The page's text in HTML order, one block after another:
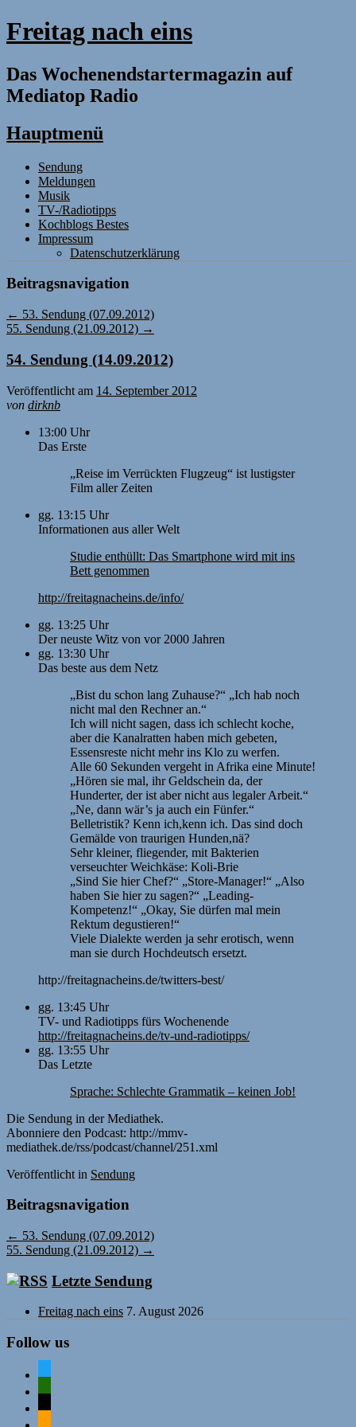
Freitag nach eins
Das Wochenendstartermagazin auf
Mediatop Radio
Hauptmenü
Zum
Inhalt
springen
Sendung
Meldungen
Musik
TV-/Radiotipps
Kochblogs Bestes
Impressum
Datenschutzerklärung
Beitragsnavigation
← 53. Sendung (07.09.2012)
55. Sendung (21.09.2012) →
54. Sendung (14.09.2012)
Veröffentlicht am 14. September 2012
von dirknb
13:00 Uhr
Das Erste
„Reise im Verrückten Flugzeug“ ist lustigster
Film aller Zeiten
gg. 13:15 Uhr
Informationen aus aller Welt
Studie enthüllt: Das Smartphone wird mit ins
Bett genommen
http://freitagnacheins.de/info/
gg. 13:25 Uhr
Der neuste Witz von vor 2000 Jahren
gg. 13:30 Uhr
Das beste aus dem Netz
„Bist du schon lang Zuhause?“ „Ich hab noch
nicht mal den Rechner an.“
Ich will nicht sagen, dass ich schlecht koche,
aber die Kanalratten haben mich gebeten,
Essensreste nicht mehr ins Klo zu werfen.
Alle 60 Sekunden vergeht in Afrika eine Minute!
„Hören sie mal, ihr Geldschein da, der
Hunderter, der ist aber nicht aus legaler Arbeit.“
„Ne, dann wär’s ja auch ein Fünfer.“
Belletristik? Kenn ich,kenn ich. Das sind doch
Gemälde von traurigen Hunden,nä?
Sehr kleiner, fliegender, mit Bakterien
verseuchter Weichkäse: Koli-Brie
„Sind Sie hier Chef?“ „Store-Manager!“ „Also
haben Sie hier zu sagen?“ „Leading-
Kompetenz!“ „Okay, Sie dürfen mal mein
Rektum degustieren!“
Viele Dialekte werden ja sehr erotisch, wenn
man sie durch Hochdeutsch ersetzt.
http://freitagnacheins.de/twitters-best/
gg. 13:45 Uhr
TV- und Radiotipps fürs Wochenende
http://freitagnacheins.de/tv-und-radiotipps/
gg. 13:55 Uhr
Das Letzte
Sprache: Schlechte Grammatik – keinen Job!
Die Sendung in der Mediathek.
Abonniere den Podcast: http://mmv-
mediathek.de/rss/podcast/channel/251.xml
Veröffentlicht in Sendung
Beitragsnavigation
← 53. Sendung (07.09.2012)
55. Sendung (21.09.2012) →
Letzte Sendung
Freitag nach eins 7. August 2026
Follow us